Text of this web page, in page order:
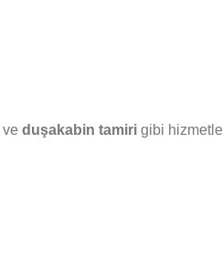
ve duşakabin tamiri gibi